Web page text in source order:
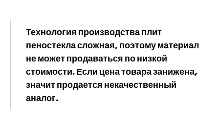
Технология производства плит
пеностекла сложная, поэтому материал
не может продаваться по низкой
стоимости. Если цена товара занижена,
значит продается некачественный
аналог.